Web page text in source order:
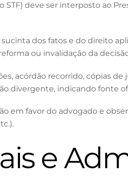
STF) deve ser interposto ao
dos fatos e do direito
ou invalidação da
acórdão recorrido, cópias
divergente, indicando fonte
em favor do advogado e
e